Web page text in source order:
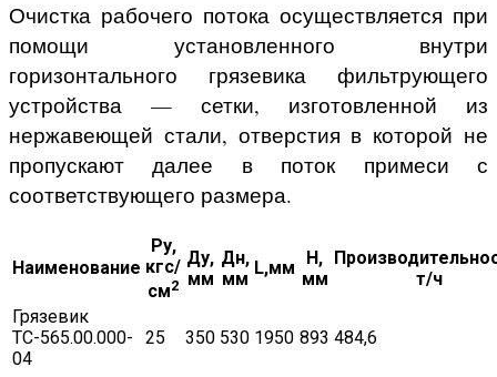
Очистка рабочего потока осуществляется при
помощи установленного внутри
горизонтального грязевика фильтрующего
устройства — сетки, изготовленной из
нержавеющей стали, отверстия в которой не
пропускают далее в поток примеси с
соответствующего размера.
Наименование
Ру,
кгс/
см2
Ду,
мм
Дн,
мм
L,мм
H,
мм
т/ч
Грязевик
ТС-565.00.000-
04
25 350 530 1950 893 484,6